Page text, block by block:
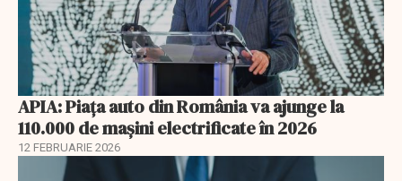
APIA: Piața auto din România va ajunge la
110.000 de mașini electrificate în 2026
12 FEBRUARIE 2026
EXCLUSIV